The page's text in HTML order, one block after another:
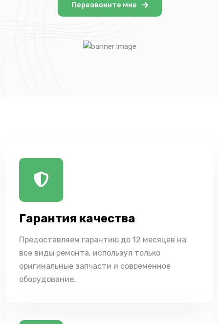
Перезвоните мне
Гарантия качества
Предоставляем гарантию до 12 месяцев на
все виды ремонта, используя только
оригинальные запчасти и современное
оборудование.